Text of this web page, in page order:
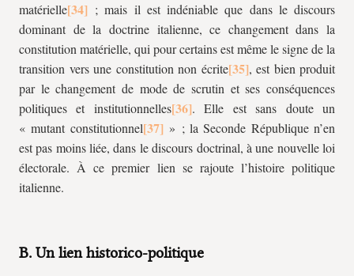
matérielle
; mais il est indéniable que dans le discours
dominant de la doctrine italienne, ce changement dans la
constitution matérielle, qui pour certains est même le signe de la
transition vers une constitution non écrite
, est bien produit
par le changement de mode de scrutin et ses conséquences
politiques et institutionnelles
. Elle est sans doute un
« mutant constitutionnel
» ; la Seconde République n’en
est pas moins liée, dans le discours doctrinal, à une nouvelle loi
électorale. À ce premier lien se rajoute l’histoire politique
italienne.
B. Un lien historico-politique